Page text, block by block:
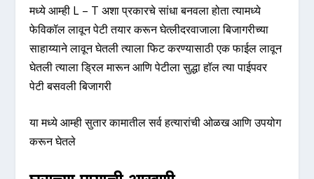
मध्ये आम्ही L – T अशा प्रकारचे सांधा बनवला होता त्यामध्ये
फेविकॉल लावून पेटी तयार करून घेत्लीदरवाजाला बिजागरीच्या
साहाय्याने लावून घेतली त्याला फिट करण्यासाठी एक फाईल लावून
घेतली त्याला ड्रिल मारून आणि पेटीला सुद्धा हॉल त्या पाईपवर
पेटी बसवली बिजागरी
या मध्ये आम्ही सुतार कामातील सर्व हत्यारांची ओळख आणि उपयोग
करून घेतले